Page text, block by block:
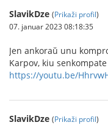
SlavikDze (Prikaži profil)
07. januar 2023 08:18:35
Jen ankoraŭ unu
Karpov, kiu
https://youtu.be/
SlavikDze (Prikaži profil)